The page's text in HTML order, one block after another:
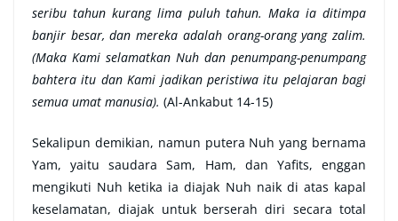
seribu tahun kurang lima puluh tahun. Maka ia ditimpa
banjir besar, dan mereka adalah orang-orang yang zalim.
(Maka Kami selamatkan Nuh dan penumpang-penumpang
bahtera itu dan Kami jadikan peristiwa itu pelajaran bagi
semua umat manusia). (Al-Ankabut 14-15)
Sekalipun demikian, namun putera Nuh yang bernama
Yam, yaitu saudara Sam, Ham, dan Yafits, enggan
mengikuti Nuh ketika ia diajak Nuh naik di atas kapal
keselamatan, diajak untuk berserah diri secara total